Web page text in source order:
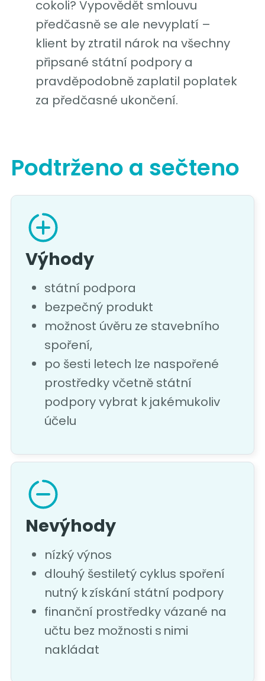
cokoli? Vypovědět smlouvu
předčasně se ale nevyplatí –
klient by ztratil nárok na všechny
připsané státní podpory a
pravděpodobně zaplatil poplatek
za předčasné ukončení.
Podtrženo a sečteno
Výhody
státní podpora
bezpečný produkt
možnost úvěru ze stavebního
spoření,
po šesti letech lze naspořené
prostředky včetně státní
podpory vybrat k jakémukoliv
účelu
Nevýhody
nízký výnos
dlouhý šestiletý cyklus spoření
nutný k získání státní podpory
finanční prostředky vázané na
učtu bez možnosti s nimi
nakládat